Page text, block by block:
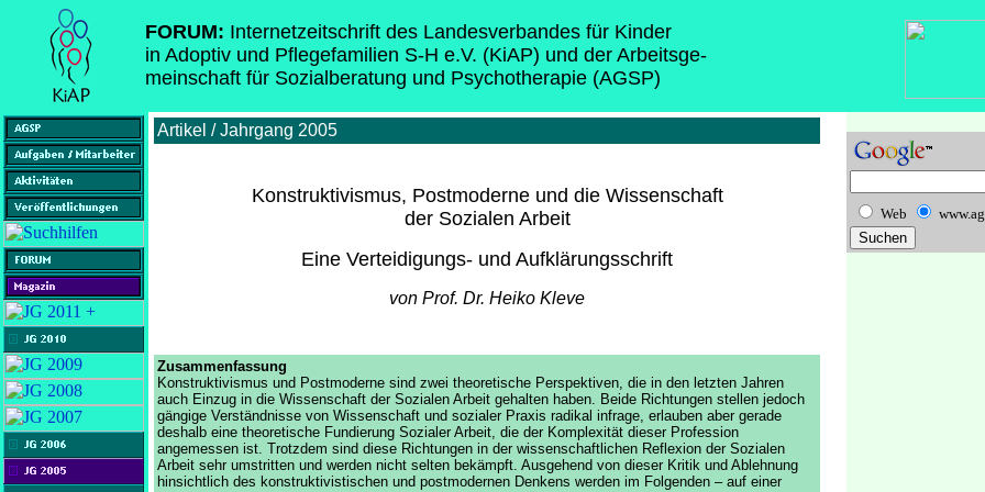
FORUM: Internetzeitschrift des Landesverbandes für Kinder
in Adoptiv und Pflegefamilien S-H e.V. (KiAP) und der Arbeitsge-
meinschaft für Sozialberatung und Psychotherapie (AGSP)
Artikel / Jahrgang 2005
Konstruktivismus, Postmoderne und die Wissenschaft
der Sozialen Arbeit
Eine Verteidigungs- und Aufklärungsschrift
von Prof. Dr. Heiko Kleve
Zusammenfassung
Konstruktivismus und Postmoderne sind zwei theoretische Perspektiven, die in den letzten Jahren
auch Einzug in die Wissenschaft der Sozialen Arbeit gehalten haben. Beide Richtungen stellen jedoch
gängige Verständnisse von Wissenschaft und sozialer Praxis radikal infrage, erlauben aber gerade
deshalb eine theoretische Fundierung Sozialer Arbeit, die der Komplexität dieser Profession
angemessen ist. Trotzdem sind diese Richtungen in der wissenschaftlichen Reflexion der Sozialen
Arbeit sehr umstritten und werden nicht selten bekämpft. Ausgehend von dieser Kritik und Ablehnung
hinsichtlich des konstruktivistischen und postmodernen Denkens werden im Folgenden – auf einer
Web